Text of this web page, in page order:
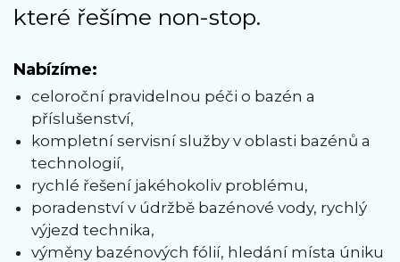
které řešíme non-stop.
Nabízíme:
celoroční pravidelnou péči o bazén a
příslušenství,
kompletní servisní služby v oblasti bazénů a
technologií,
rychlé řešení jakéhokoliv problému,
poradenství v údržbě bazénové vody, rychlý
výjezd technika,
výměny bazénových fólií, hledání místa úniku